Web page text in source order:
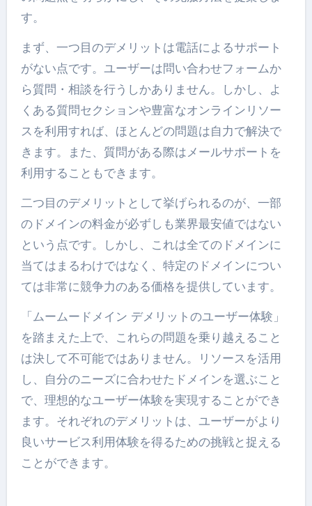
す。
まず、一つ目のデメリットは電話によるサポート
がない点です​​。ユーザーは問い合わせフォームか
ら質問・相談を行うしかありません。しかし、よ
くある質問セクションや豊富なオンラインリソー
スを利用すれば、ほとんどの問題は自力で解決で
きます。また、質問がある際はメールサポートを
利用することもできます​。
二つ目のデメリットとして挙げられるのが、一部
のドメインの料金が必ずしも業界最安値ではない
という点です​。しかし、これは全てのドメインに
当てはまるわけではなく、特定のドメインについ
ては非常に競争力のある価格を提供しています。
「ムームードメイン デメリットのユーザー体験」
を踏まえた上で、これらの問題を乗り越えること
は決して不可能ではありません。リソースを活用
し、自分のニーズに合わせたドメインを選ぶこと
で、理想的なユーザー体験を実現することができ
ます。それぞれのデメリットは、ユーザーがより
良いサービス利用体験を得るための挑戦と捉える
ことができます。